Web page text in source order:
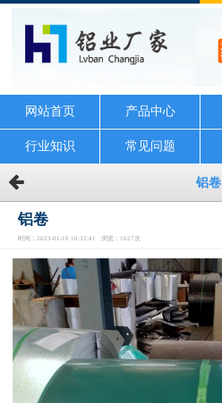
网站首页 产品中心
行业知识 常见问题
铝卷
铝卷
时间：2023-01-10 10:32:41 浏览：1627次